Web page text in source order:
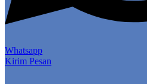
Whatsapp
Kirim Pesan